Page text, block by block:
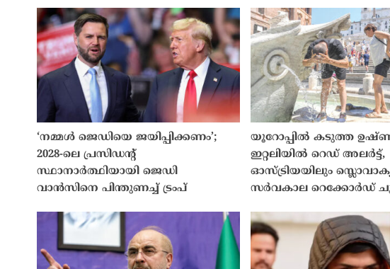
‘നമ്മൾ ജെഡിയെ ജയിപ്പിക്കണം’;
2028-ലെ പ്രസിഡൻ്റ്
സ്ഥാനാർത്ഥിയായി ജെഡി
വാൻസിനെ പിന്തുണച്ച് ട്രംപ്
യൂറോപ്പിൽ കടുത്ത
ഇറ്റലിയിൽ റെഡ് അലർട്ട്,
ഓസ്ട്രിയയിലും
സർവകാല റെക്കോർഡ്